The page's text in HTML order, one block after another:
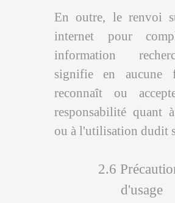
En outre, le renvoi
internet pour
information
signifie en aucune
reconnaît ou
responsabilité quant
ou à l'utilisation dudit
2.6
d'usage